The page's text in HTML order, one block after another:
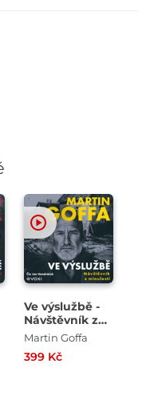
Ve výslužbě -
Návštěvník z
minulosti
Martin Goffa
399 Kč